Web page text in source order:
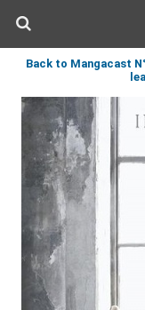
Back to Mangacast